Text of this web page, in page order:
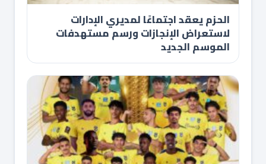
الحزم يعقد اجتماعًا لمديري الإدارات
لاستعراض الإنجازات ورسم مستهدفات
الموسم الجديد